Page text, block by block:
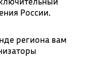
России.
региона вам